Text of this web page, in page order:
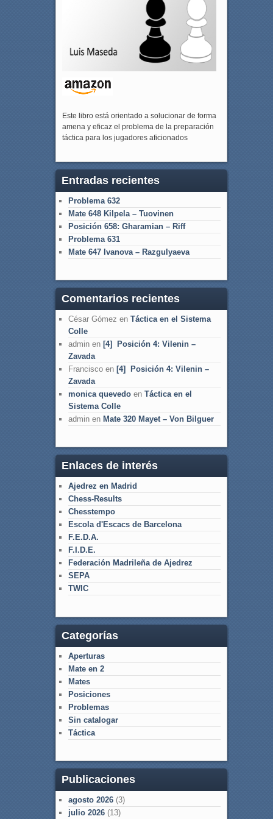
Este libro está orientado a solucionar de forma
amena y eficaz el problema de la preparación
táctica para los jugadores aficionados
Entradas recientes
Problema 632
Mate 648 Kilpela – Tuovinen
Posición 658: Gharamian – Riff
Problema 631
Mate 647 Ivanova – Razgulyaeva
Comentarios recientes
César Gómez en Táctica en el Sistema
Colle
adminen [4] Posición 4: Vilenin –
Zavada
Franciscoen [4] Posición 4: Vilenin –
Zavada
monica quevedoen Táctica en el
Sistema Colle
adminen Mate 320 Mayet – Von Bilguer
Enlaces de interés
Ajedrez en Madrid
Chess-Results
Chesstempo
Escola d'Escacs de Barcelona
F.E.D.A.
F.I.D.E.
Federación Madrileña de Ajedrez
SEPA
TWIC
Categorías
Aperturas
Mate en 2
Mates
Posiciones
Problemas
Sin catalogar
Táctica
Publicaciones
agosto 2026(3)
julio 2026(13)